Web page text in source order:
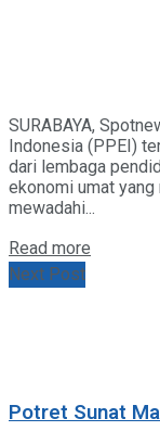
SURABAYA,
Indonesia (PPEI)
dari lembaga
ekonomi umat
mewadahi...
Read more
Next Post
Potret Sunat